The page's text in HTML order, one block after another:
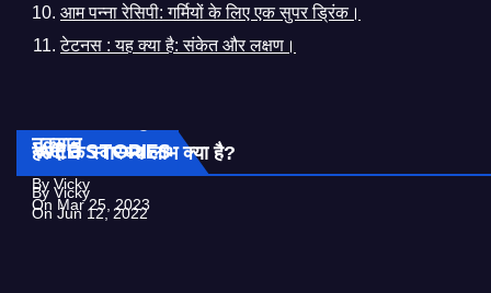
आम पन्ना रेसिपी: गर्मियों के लिए एक सुपर ड्रिंक।
टेटनस : यह क्या है: संकेत और लक्षण।
WEB STORIES
नुक्सान
By Vicky
On Mar 25, 2023
हल्दी के स्वास्थ्य लाभ क्या है?
By Vicky
On Jun 12, 2022